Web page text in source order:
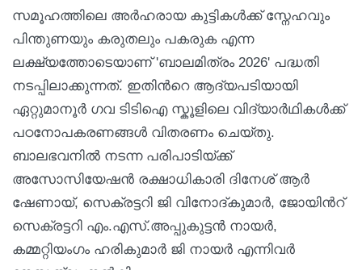
സമൂഹത്തിലെ അർഹരായ കുട്ടികൾക്ക് സ്നേഹവും
പിന്തുണയും കരുതലും പകരുക എന്ന
ലക്ഷ്യത്തോടെയാണ് 'ബാലമിത്രം 2026' പദ്ധതി
നടപ്പിലാക്കുന്നത്. ഇതിന്‍റെ ആദ്യപടിയായി
ഏറ്റുമാനൂര്‍ ഗവ ടിടിഐ സ്കൂളിലെ വിദ്യാര്‍ഥികള്‍ക്ക്
പഠനോപകരണങ്ങള്‍ വിതരണം ചെയ്തു.
ബാലഭവനില്‍ നടന്ന പരിപാടിയ്ക്ക്
അസോസിയേഷന്‍ രക്ഷാധികാരി ദിനേശ് ആര്‍
ഷേണായ്, സെക്രട്ടറി ജി വിനോദ്കുമാര്‍, ജോയിന്‍റ്
സെക്രട്ടറി എം.എസ്.അപ്പുകുട്ടന്‍ നായര്‍,
കമ്മറ്റിയംഗം ഹരികുമാര്‍ ജി നായര്‍ എന്നിവര്‍